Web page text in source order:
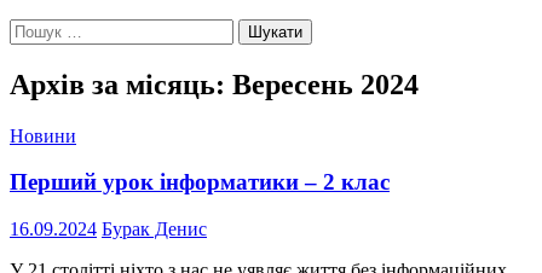
Пошук:
Архів за місяць: Вересень 2024
Новини
Перший урок інформатики – 2 клас
16.09.2024 Бурак Денис